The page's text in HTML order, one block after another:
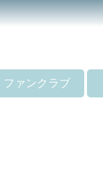
ファンクラブ